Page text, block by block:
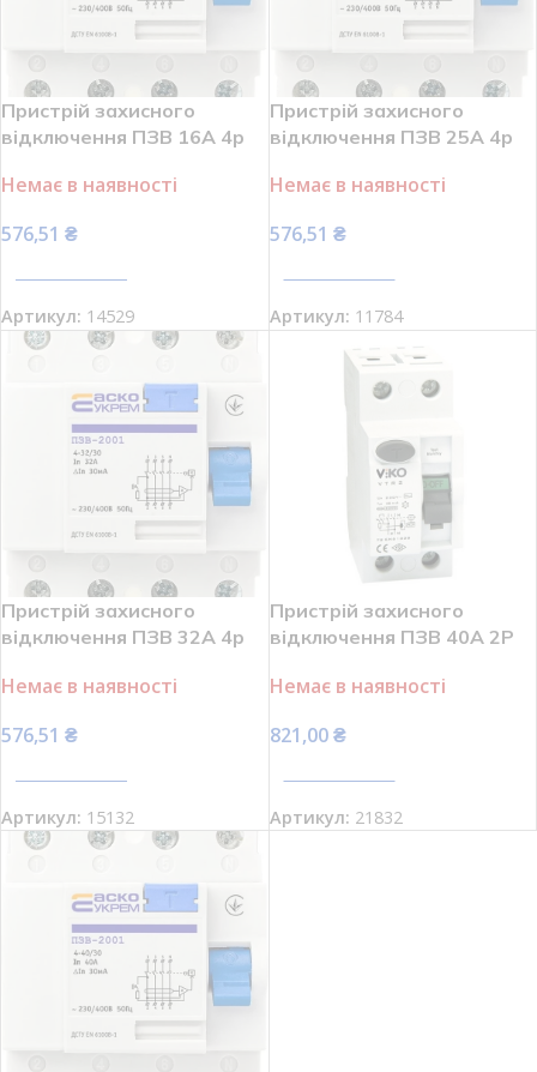
Пристрій захисного
відключення ПЗВ 16А 4р
ПЗВ-2001 A0020010011
Немає в наявності
576,51 ₴
Артикул: 14529
Пристрій захисного
відключення ПЗВ 25А 4р
ПЗВ-2001 A0020010012
Немає в наявності
576,51 ₴
Артикул: 11784
Пристрій захисного
відключення ПЗВ 32А 4р
ПЗВ-2001 A0020010013
Немає в наявності
576,51 ₴
Артикул: 15132
Пристрій захисного
відключення ПЗВ 40А 2P
4030
Немає в наявності
821,00₴
Артикул: 21832